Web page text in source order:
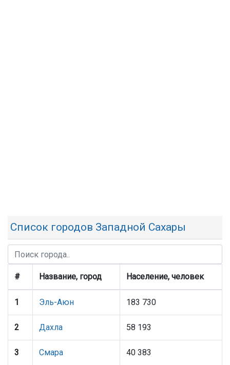
Список городов Западной Сахары
# Название, город Население, человек
1 Эль-Аюн 183 730
2 Дахла 58 193
3 Смара 40 383